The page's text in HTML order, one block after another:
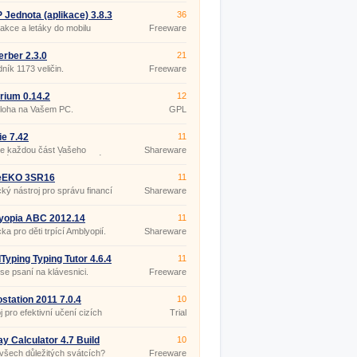
Jednota (aplikace) 3.8.3
a letáky do mobilu
36
Freeware
2.3.0
1173 veličin.
21
Freeware
0.14.2
na Vašem PC.
12
GPL
7.42
každou část Vašeho
sportovního a silového
11
Shareware
3SR16
nástroj pro správu financí
11
Shareware
ABC 2012.14
pro děti trpící Amblyopií.
11
Shareware
Typing Tutor 4.6.4
psaní na klávesnici.
11
Freeware
2011 7.0.4
pro efektivní učení cizích
10
Trial
Calculator 4.7 Build
důležitých svátcích?
10
Freeware